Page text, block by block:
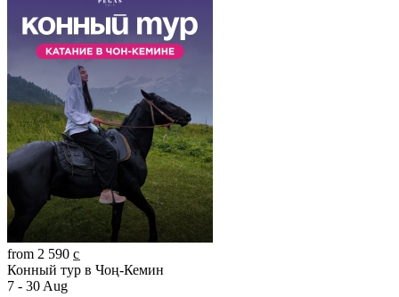
from 2 590 c̲
Конный тур в Чоң-Кемин
7 - 30 Aug